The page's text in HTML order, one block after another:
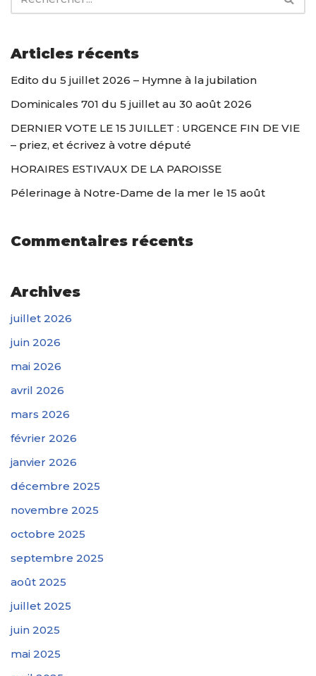
Articles récents
Edito du 5 juillet 2026 – Hymne à la jubilation
Dominicales 701 du 5 juillet au 30 août 2026
DERNIER VOTE LE 15 JUILLET : URGENCE FIN DE VIE
– priez, et écrivez à votre député
HORAIRES ESTIVAUX DE LA PAROISSE
Pélerinage à Notre-Dame de la mer le 15 août
Commentaires récents
Archives
juillet 2026
juin 2026
mai 2026
avril 2026
mars 2026
février 2026
janvier 2026
décembre 2025
novembre 2025
octobre 2025
septembre 2025
août 2025
juillet 2025
juin 2025
mai 2025